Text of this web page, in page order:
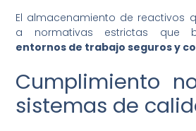
El almacenamiento de reactivos
a normativas estrictas que
entornos de trabajo seguros y
Cumplimiento
sistemas de